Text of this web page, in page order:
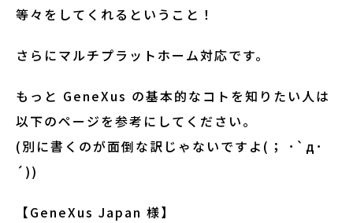
等々をしてくれるということ！
さらにマルチプラットホーム対応です。
もっと GeneXus の基本的なコトを知りたい人は
以下のページを参考にしてください。
(別に書くのが面倒な訳じゃないですよ(； ･`д･
´))
【GeneXus Japan 様】